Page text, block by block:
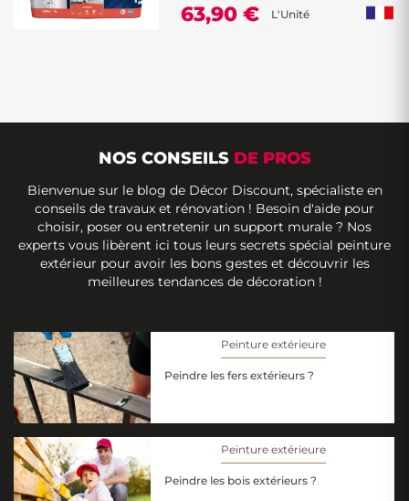
63,90 € L'Unité
NOS CONSEILS DE PROS
Bienvenue sur le blog de Décor Discount, spécialiste en
conseils de travaux et rénovation ! Besoin d'aide pour
choisir, poser ou entretenir un support murale ? Nos
experts vous libèrent ici tous leurs secrets spécial peinture
extérieur pour avoir les bons gestes et découvrir les
meilleures tendances de décoration !
Peinture extérieure
Peindre les fers extérieurs ?
Peinture extérieure
Peindre les bois extérieurs ?